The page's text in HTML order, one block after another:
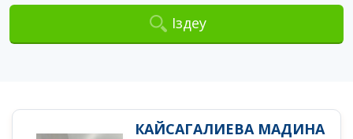
Іздеу
КАЙСАГАЛИЕВА МАДИНА